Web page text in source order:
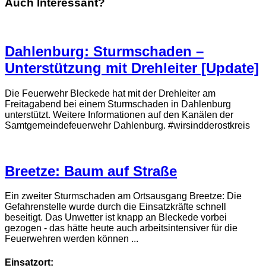
Auch Interessant?
Dahlenburg: Sturmschaden –
Unterstützung mit Drehleiter [Update]
Die Feuerwehr Bleckede hat mit der Drehleiter am
Freitagabend bei einem Sturmschaden in Dahlenburg
unterstützt. Weitere Informationen auf den Kanälen der
Samtgemeindefeuerwehr Dahlenburg. #wirsindderostkreis
Breetze: Baum auf Straße
Ein zweiter Sturmschaden am Ortsausgang Breetze: Die
Gefahrenstelle wurde durch die Einsatzkräfte schnell
beseitigt. Das Unwetter ist knapp an Bleckede vorbei
gezogen - das hätte heute auch arbeitsintensiver für die
Feuerwehren werden können ...
Einsatzort: